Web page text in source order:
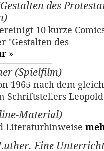
des
10 kurze
"Gestalten des
»
(Spielfilm)
1965 nach dem
Schriftstellers
Material)
Literaturhinweise
Eine